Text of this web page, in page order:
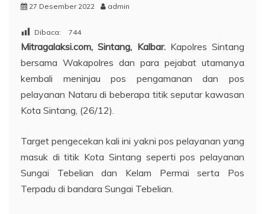
27 Desember 2022 admin
Dibaca: 744
Mitragalaksi.com, Sintang, Kalbar. Kapolres Sintang
bersama Wakapolres dan para pejabat utamanya
kembali meninjau pos pengamanan dan pos
pelayanan Nataru di beberapa titik seputar kawasan
Kota Sintang, (26/12).
Target pengecekan kali ini yakni pos pelayanan yang
masuk di titik Kota Sintang seperti pos pelayanan
Sungai Tebelian dan Kelam Permai serta Pos
Terpadu di bandara Sungai Tebelian.